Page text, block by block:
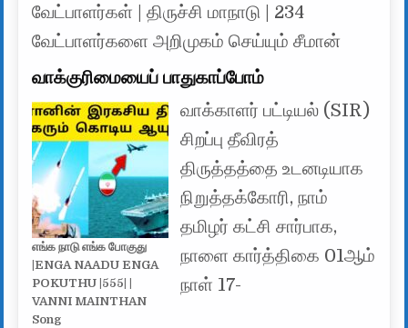
வேட்பாளர்கள் | திருச்சி மாநாடு | 234
வேட்பாளர்களை அறிமுகம் செய்யும் சீமான்
வாக்குரிமையைப் பாதுகாப்போம்
எங்க நாடு எங்க போகுது
|ENGA NAADU ENGA
POKUTHU |555| |
VANNI MAINTHAN
Song
வாக்காளர் பட்டியல் (SIR)
சிறப்பு தீவிரத்
திருத்தத்தை உடனடியாக
நிறுத்தக்கோரி, நாம்
தமிழர் கட்சி சார்பாக,
நாளை கார்த்திகை 01ஆம்
நாள் 17-